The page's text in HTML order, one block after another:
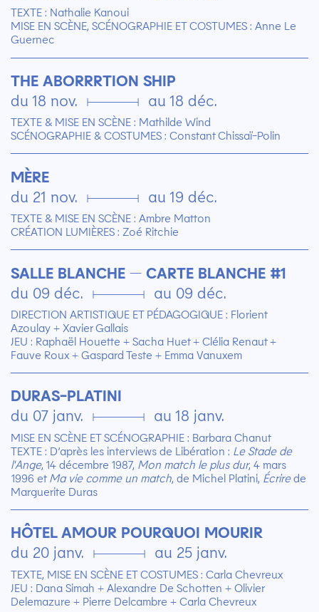
TEXTE : Nathalie Kanoui
MISE EN SCÈNE, SCÉNOGRAPHIE ET COSTUMES : Anne Le
Guernec
THE ABORRRTION SHIP
du 18 nov. ▄ au 18 déc.
TEXTE & MISE EN SCÈNE : Mathilde Wind
SCÉNOGRAPHIE & COSTUMES : Constant Chissaï-Polin
MÈRE
du 21 nov. ▄ au 19 déc.
TEXTE & MISE EN SCÈNE : Ambre Matton
CRÉATION LUMIÈRES : Zoé Ritchie
SALLE BLANCHE — CARTE BLANCHE #1
du 09 déc. ▄ au 09 déc.
DIRECTION ARTISTIQUE ET PÉDAGOGIQUE : Florient
Azoulay + Xavier Gallais
JEU : Raphaël Houette + Sacha Huet + Clélia Renaut +
Fauve Roux + Gaspard Teste + Emma Vanuxem
DURAS-PLATINI
du 07 janv. ▄ au 18 janv.
MISE EN SCÈNE ET SCÉNOGRAPHIE : Barbara Chanut
TEXTE : D’après les interviews de Libération : Le Stade de
l'Ange, 14 décembre 1987, Mon match le plus dur, 4 mars
1996 et Ma vie comme un match, de Michel Platini, Écrirede
Marguerite Duras
HÔTEL AMOUR POURQUOI MOURIR
du 20 janv. ▄ au 25 janv.
TEXTE, MISE EN SCÈNE ET COSTUMES : Carla Chevreux
JEU : Dana Simah + Alexandre De Schotten + Olivier
Delemazure + Pierre Delcambre + Carla Chevreux